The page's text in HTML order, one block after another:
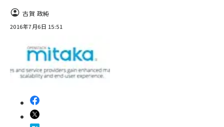
古賀 政純
2016年7月6日 15:51